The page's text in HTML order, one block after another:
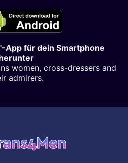
App für dein Smartphone
herunter
women, cross-dressers and
admirers.